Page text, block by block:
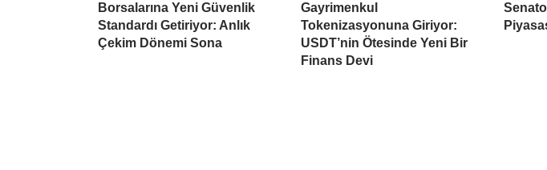
Borsalarına Yeni Güvenlik
Standardı Getiriyor: Anlık
Çekim Dönemi Sona
Gayrimenkul
Tokenizasyonuna Giriyor:
USDT’nin Ötesinde Yeni Bir
Finans Devi